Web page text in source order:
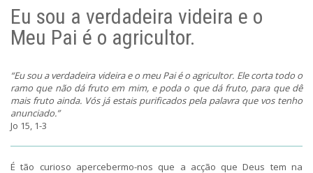
Eu sou a verdadeira videira e o
Meu Pai é o agricultor.
“Eu sou a verdadeira videira e o meu Pai é o agricultor. Ele corta todo o
ramo que não dá fruto em mim, e poda o que dá fruto, para que dê
mais fruto ainda. Vós já estais purificados pela palavra que vos tenho
anunciado.”
Jo 15, 1-3
É tão curioso apercebermo-nos que a acção que Deus tem na